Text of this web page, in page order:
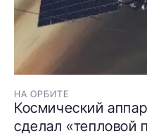
НА ОРБИТЕ
Космический
сделал «тепловой